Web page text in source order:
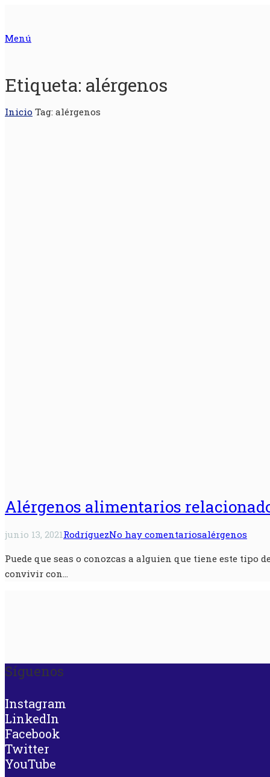
Menú
Etiqueta: alérgenos
Inicio Tag: alérgenos
Alérgenos alimentarios
junio 13, 2021RodríguezNo hay comentariosalérgenos
Puede que seas o conozcas a alguien que tiene este tipo
convivir con…
Síguenos
Instagram
LinkedIn
Facebook
Twitter
YouTube